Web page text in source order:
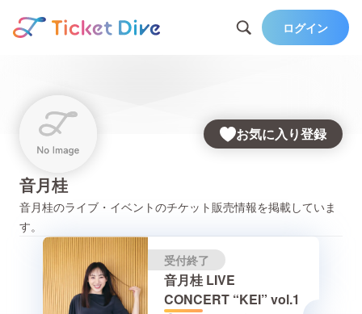
ログイン
お気に入り登録
音月桂
音月桂のライブ・イベントのチケット販売情報を掲載していま
す。
受付終了
音月桂 LIVE
CONCERT “KEI” vol.1